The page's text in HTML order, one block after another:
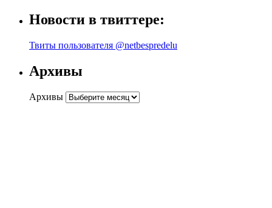
Новости в твиттере:
Твиты пользователя @netbespredelu
Архивы
Архивы